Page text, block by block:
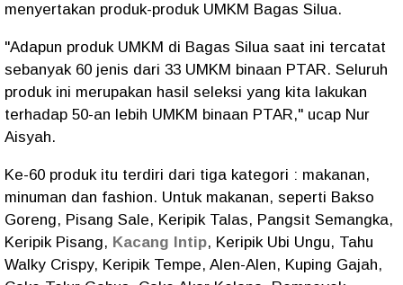
menyertakan produk-produk UMKM Bagas Silua.
"Adapun produk UMKM di Bagas Silua saat ini tercatat
sebanyak 60 jenis dari 33 UMKM binaan PTAR. Seluruh
produk ini merupakan hasil seleksi yang kita lakukan
terhadap 50-an lebih UMKM binaan PTAR," ucap Nur
Aisyah.
Ke-60 produk itu terdiri dari tiga kategori : makanan,
minuman dan fashion. Untuk makanan, seperti Bakso
Goreng, Pisang Sale, Keripik Talas, Pangsit Semangka,
Keripik Pisang, Kacang Intip, Keripik Ubi Ungu, Tahu
Walky Crispy, Keripik Tempe, Alen-Alen, Kuping Gajah,